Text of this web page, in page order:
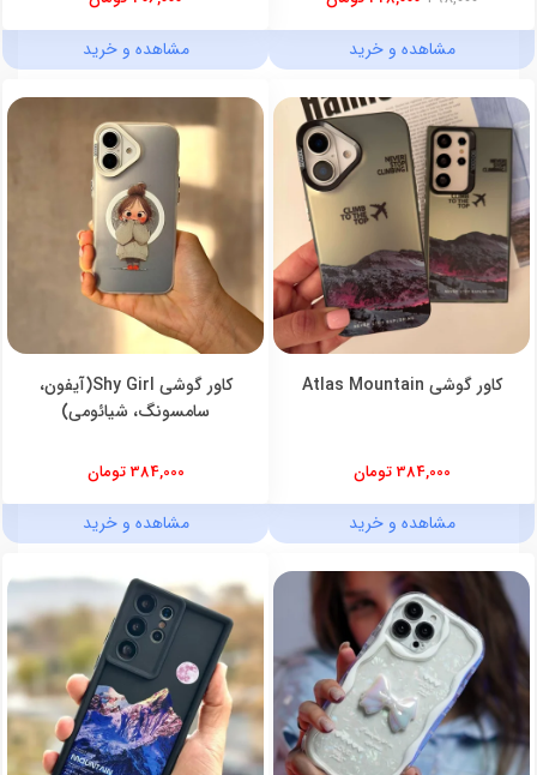
مشاهده و خرید مشاهده و خرید
کاور گوشی Atlas Mountain
384,000 تومان
مشاهده و خرید
کاور گوشی Shy Girl(آیفون،
سامسونگ، شیائومی)
384,000 تومان
مشاهده و خرید